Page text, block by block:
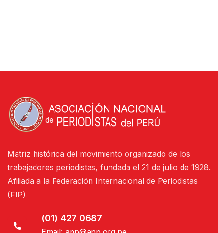
Matriz histórica del movimiento organizado de los
trabajadores periodistas, fundada el 21 de julio de 1928.
Afiliada a la Federación Internacional de Periodistas
(FIP).
(01) 427 0687